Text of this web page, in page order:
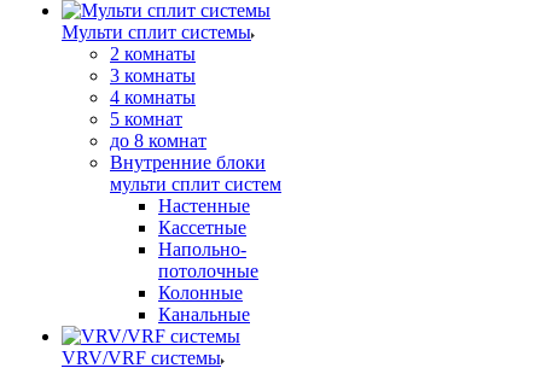
Мульти сплит системы
2 комнаты
3 комнаты
4 комнаты
5 комнат
до 8 комнат
Внутренние блоки
мульти сплит систем
Настенные
Кассетные
Напольно-
потолочные
Колонные
Канальные
VRV/VRF системы